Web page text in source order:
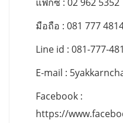
มือถือ : 081 777
Line id : 081-777-
E-mail :
Facebook :
https://